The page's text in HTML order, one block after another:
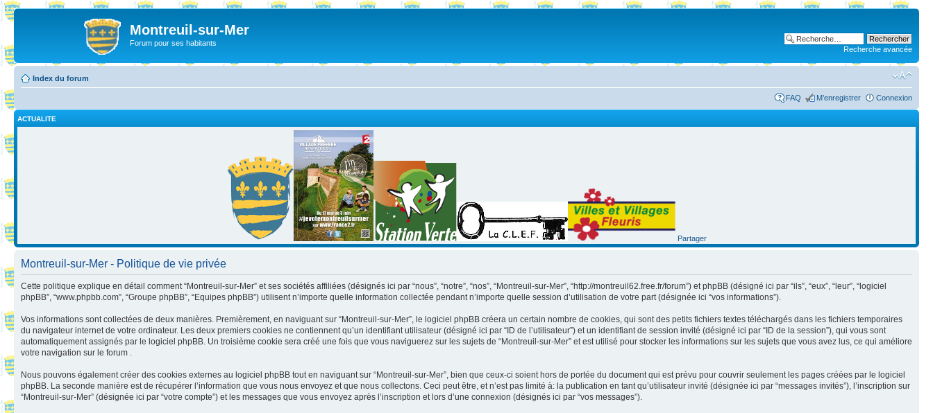
Montreuil-sur-Mer
Forum pour ses habitants
Recherche avancée
Index du forum
FAQ M’enregistrer Connexion
ACTUALITE
Partager
Montreuil-sur-Mer - Politique de vie privée
Cette politique explique en détail comment “Montreuil-sur-Mer” et ses sociétés affiliées (désignés ici par “nous”, “notre”, “nos”, “Montreuil-sur-Mer”, “http://montreuil62.free.fr/forum”) et phpBB (désigné ici par “ils”, “eux”, “leur”, “logiciel
phpBB”, “www.phpbb.com”, “Groupe phpBB”, “Equipes phpBB”) utilisent n’importe quelle information collectée pendant n’importe quelle session d’utilisation de votre part (désignée ici “vos informations”).
Vos informations sont collectées de deux manières. Premièrement, en naviguant sur “Montreuil-sur-Mer”, le logiciel phpBB créera un certain nombre de cookies, qui sont des petits fichiers textes téléchargés dans les fichiers temporaires
du navigateur internet de votre ordinateur. Les deux premiers cookies ne contiennent qu’un identifiant utilisateur (désigné ici par “ID de l’utilisateur”) et un identifiant de session invité (désigné ici par “ID de la session”), qui vous sont
automatiquement assignés par le logiciel phpBB. Un troisième cookie sera créé une fois que vous naviguerez sur les sujets de “Montreuil-sur-Mer” et est utilisé pour stocker les informations sur les sujets que vous avez lus, ce qui améliore
votre navigation sur le forum .
Nous pouvons également créer des cookies externes au logiciel phpBB tout en naviguant sur “Montreuil-sur-Mer”, bien que ceux-ci soient hors de portée du document qui est prévu pour couvrir seulement les pages créées par le logiciel
phpBB. La seconde manière est de récupérer l’information que vous nous envoyez et que nous collectons. Ceci peut être, et n’est pas limité à: la publication en tant qu’utilisateur invité (désignée ici par “messages invités”), l’inscription sur
“Montreuil-sur-Mer” (désignée ici par “votre compte”) et les messages que vous envoyez après l’inscription et lors d’une connexion (désignés ici par “vos messages”).